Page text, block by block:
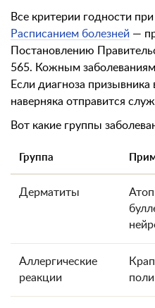
Все критерии годности
Расписанием болезней —
Постановлению
565. Кожным
Если диагноза призывника
наверняка отправится
Вот какие группы
Группа
Дерматиты
Аллергические
реакции